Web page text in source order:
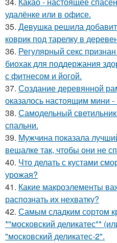
удалёнке или в офисе.
35. Девушка решила
коврик под тарелку в
36. Регулярный секс
биохак для поддержания
с фитнесом и йогой.
37. Создание деревянной
оказалось настоящим мини -
38. Самодельный
спальни.
39. Мужчина показала
вешалке так, чтобы они не
40. Что делать с кустами
урожая?
41. Какие макроэлементы
распознать их нехватку?
42. Самым сладким сортом
*"московский деликатес"*
"московский деликатес-2".